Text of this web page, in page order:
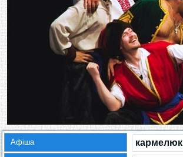
Афіша кармелюк